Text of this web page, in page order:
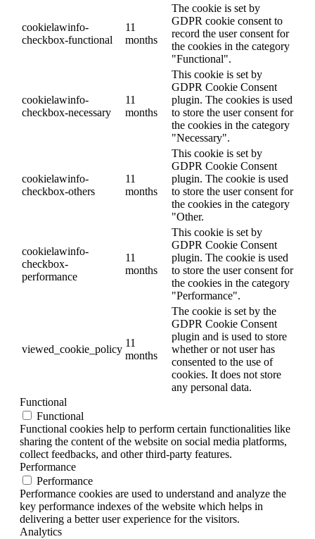
cookielawinfo-
checkbox-functional
11
months
The cookie is set by
GDPR cookie consent to
record the user consent for
the cookies in the category
"Functional".
cookielawinfo-
checkbox-necessary
11
months
This cookie is set by
GDPR Cookie Consent
plugin. The cookies is used
to store the user consent for
the cookies in the category
"Necessary".
cookielawinfo-
checkbox-others
11
months
This cookie is set by
GDPR Cookie Consent
plugin. The cookie is used
to store the user consent for
the cookies in the category
"Other.
cookielawinfo-
checkbox-
performance
11
months
This cookie is set by
GDPR Cookie Consent
plugin. The cookie is used
to store the user consent for
the cookies in the category
"Performance".
viewed_cookie_policy
11
months
The cookie is set by the
GDPR Cookie Consent
plugin and is used to store
whether or not user has
consented to the use of
cookies. It does not store
any personal data.
Functional
Functional
Functional cookies help to perform certain functionalities like
sharing the content of the website on social media platforms,
collect feedbacks, and other third-party features.
Performance
Performance
Performance cookies are used to understand and analyze the
key performance indexes of the website which helps in
delivering a better user experience for the visitors.
Analytics